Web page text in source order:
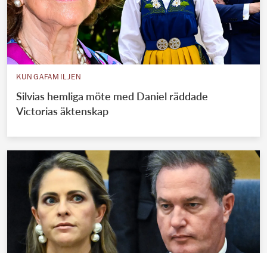
KUNGAFAMILJEN
Silvias hemliga möte med Daniel räddade
Victorias äktenskap